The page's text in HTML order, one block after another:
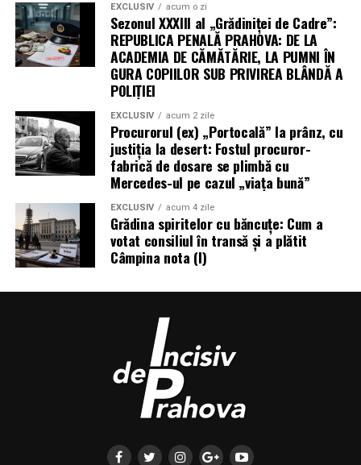
EXCLUSIV acum o zi
Sezonul XXXIII al „Grădiniței de Cadre”:
REPUBLICA PENALĂ PRAHOVA: DE LA
ACADEMIA DE CĂMĂTĂRIE, LA PUMNI ÎN
GURA COPIILOR SUB PRIVIREA BLÂNDĂ A
POLIȚIEI
EXCLUSIV acum 2 zile
Procurorul (ex) „Portocală” la prânz, cu
justiția la desert: Fostul procuror-
fabrică de dosare se plimbă cu
Mercedes-ul pe cazul „viața bună”
EXCLUSIV acum 4 zile
Grădina spiritelor cu băncuțe: Cum a
votat consiliul în transă și a plătit
Câmpina nota (I)